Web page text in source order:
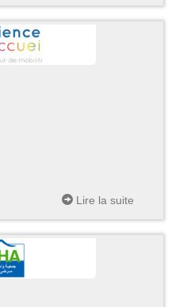
Lire la suite